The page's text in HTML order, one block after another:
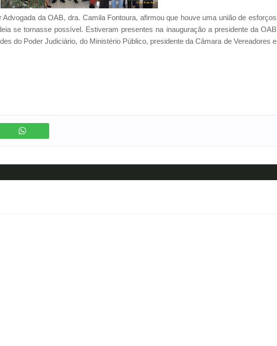
da OAB, dra. Camila Fontoura, afirmou que houve uma união de esforços
se tornasse possível. Estiveram presentes na inauguração a presidente da OAB
do Poder Judiciário, do Ministério Público, presidente da Câmara de Vereadores e